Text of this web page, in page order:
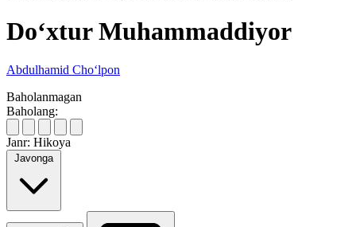
Do‘xtur Muhammaddiyor
Abdulhamid Cho‘lpon
Baholanmagan
Baholang:
Janr: Hikoya
Javonga